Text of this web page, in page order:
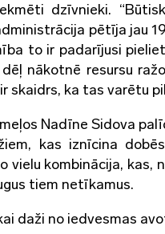
dzīvnieki.
pētīja jau
to ir padarījusi
nākotnē resursu
skaidrs, ka tas varētu
Nadīne Sidova
kas iznīcina
vielu kombinācija, kas,
tiem netīkamus.
daži no iedvesmas